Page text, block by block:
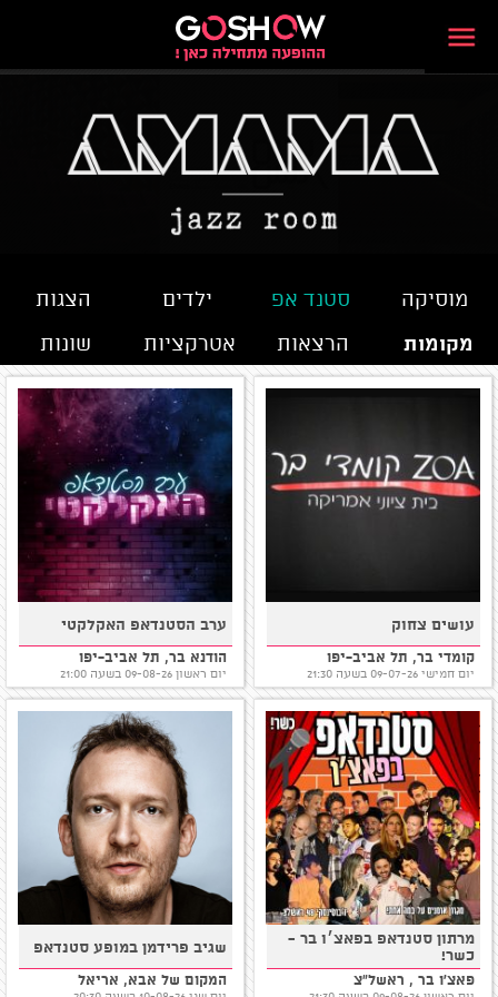
מוסיקה סטנד אפ ילדים
הצגות
הרצאות
אטרקציות שונות מקומות
עושים צחוק
קומדי בר, תל אביב-יפו
יום חמישי 09-07-26 בשעה 21:30
ערב הסטנדאפ האקלקטי
הודנא בר, תל אביב-יפו
יום ראשון 09-08-26 בשעה 21:00
מרתון סטנדאפ בפאצ׳ו בר -
כשר!
פאצ'ו בר , ראשל"צ
שגיב פרידמן במופע סטנדאפ
המקום של אבא, אריאל